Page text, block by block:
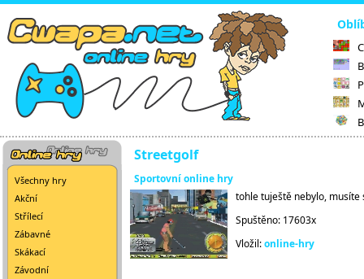
Všechny hry
Akční
Střílecí
Zábavné
Skákací
Závodní
Streetgolf
Sportovní online hry
tohle tuještě nebylo,
Spuštěno: 17603x
Vložil:online-hry